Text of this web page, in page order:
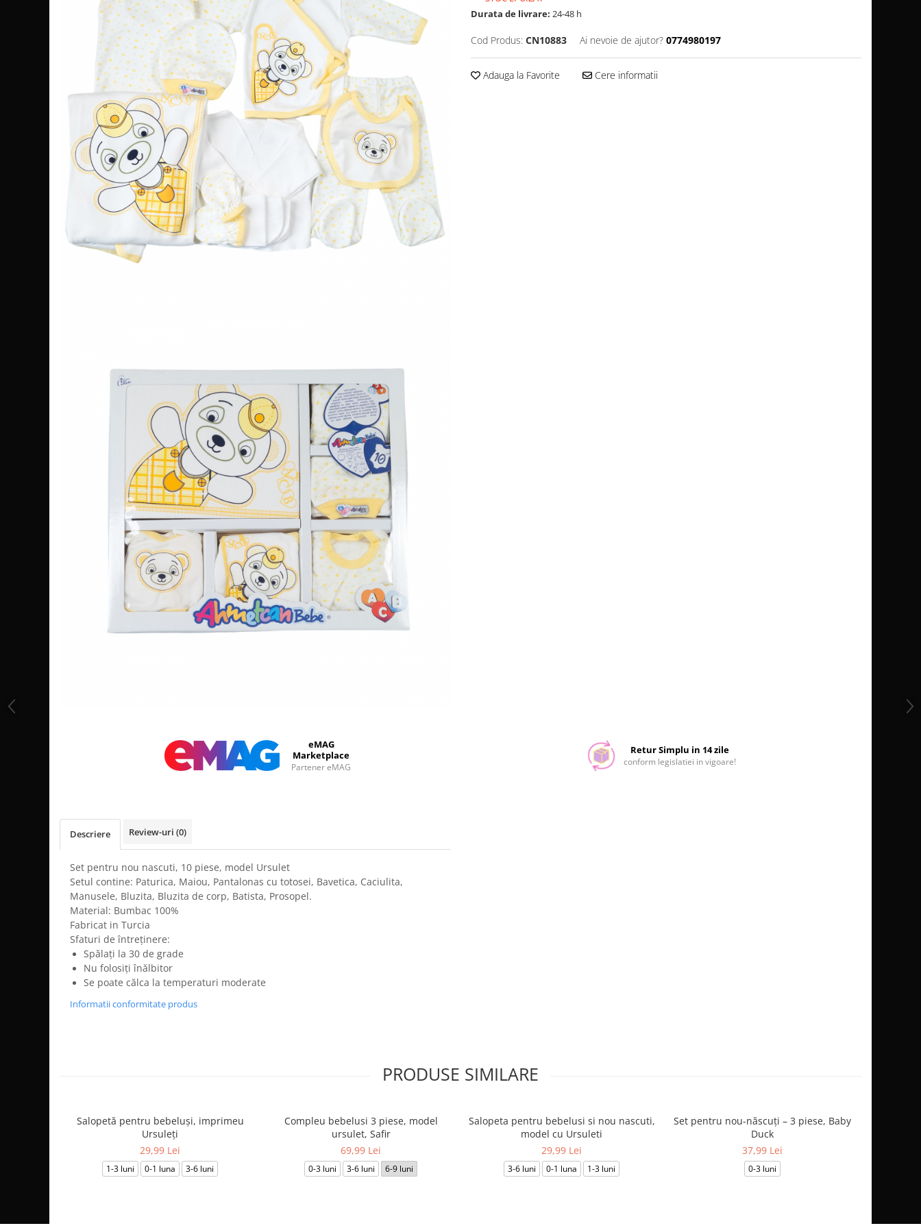
Facebook
Durata de livrare: 24-48 h
Cod Produs: CN10883 Ai nevoie de ajutor? 0774980197
Adauga la Favorite Cere informatii
eMAG
Marketplace
Partener eMAG
Retur Simplu in 14 zile
conform legislatiei in vigoare!
Descriere Review-uri (0)
Set pentru nou nascuti, 10 piese, model Ursulet
Setul contine: Paturica, Maiou, Pantalonas cu totosei, Bavetica, Caciulita,
Manusele, Bluzita, Bluzita de corp, Batista, Prosopel.
Material: Bumbac 100%
Fabricat in Turcia
Sfaturi de întreținere:
Spălați la 30 de grade
Nu folosiți înălbitor
Se poate călca la temperaturi moderate
Informatii conformitate produs
PRODUSE SIMILARE
Salopetă pentru bebeluși, imprimeu
Ursuleți
29,99 Lei
1-3 luni 0-1 luna 3-6 luni
Compleu bebelusi 3 piese, model
ursulet, Safir
69,99 Lei
0-3 luni 3-6 luni 6-9 luni
Salopeta pentru bebelusi si nou nascuti,
model cu Ursuleti
29,99 Lei
3-6 luni 0-1 luna 1-3 luni
Set pentru nou-născuți – 3 piese, Baby
Duck
37,99 Lei
0-3 luni